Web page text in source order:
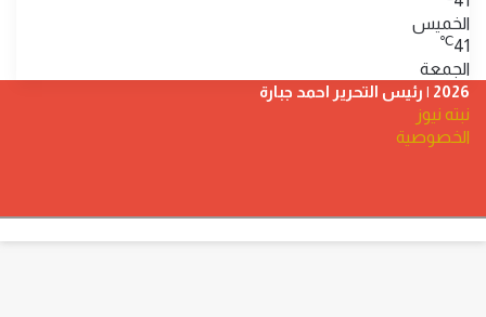
الخميس
41
℃
الجمعة
2026 | رئيس التحرير احمد جبارة
نبته نيوز
الخصوصية